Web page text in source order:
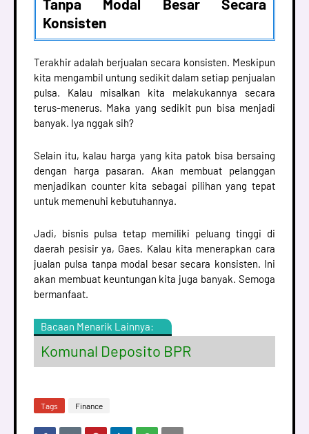
Tanpa Modal Besar Secara
Konsisten
Terakhir adalah berjualan secara konsisten. Meskipun
kita mengambil untung sedikit dalam setiap penjualan
pulsa. Kalau misalkan kita melakukannya secara
terus-menerus. Maka yang sedikit pun bisa menjadi
banyak. Iya nggak sih?
Selain itu, kalau harga yang kita patok bisa bersaing
dengan harga pasaran. Akan membuat pelanggan
menjadikan counter kita sebagai pilihan yang tepat
untuk memenuhi kebutuhannya.
Jadi, bisnis pulsa tetap memiliki peluang tinggi di
daerah pesisir ya, Gaes. Kalau kita menerapkan cara
jualan pulsa tanpa modal besar secara konsisten. Ini
akan membuat keuntungan kita juga banyak. Semoga
bermanfaat.
Bacaan Menarik Lainnya:
Komunal Deposito BPR
Tags Finance